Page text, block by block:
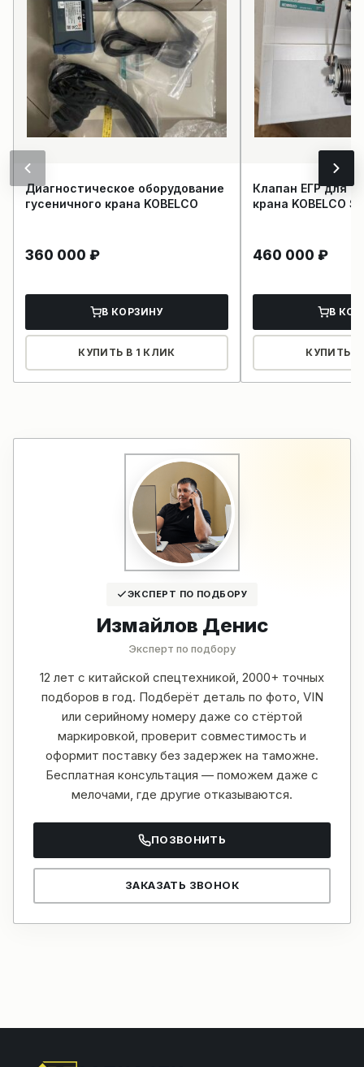
Диагностическое оборудование
гусеничного крана KOBELCO
360 000 ₽
В КОРЗИНУ
КУПИТЬ В 1 КЛИК
Клапан ЕГР для
крана KOBELCO
460 000 ₽
В
КУПИТЬ В
ЭКСПЕРТ ПО ПОДБОРУ
Измайлов Денис
Эксперт по подбору
12 лет с китайской спецтехникой, 2000+ точных
подборов в год. Подберёт деталь по фото, VIN
или серийному номеру даже со стёртой
маркировкой, проверит совместимость и
оформит поставку без задержек на таможне.
Бесплатная консультация — поможем даже с
мелочами, где другие отказываются.
ПОЗВОНИТЬ
ЗАКАЗАТЬ ЗВОНОК